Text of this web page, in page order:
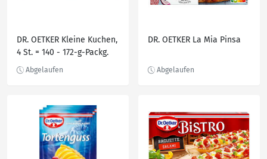
DR. OETKER Kleine Kuchen,
4 St. = 140 - 172-g-Packg.
DR. OETKER La Mia Pinsa